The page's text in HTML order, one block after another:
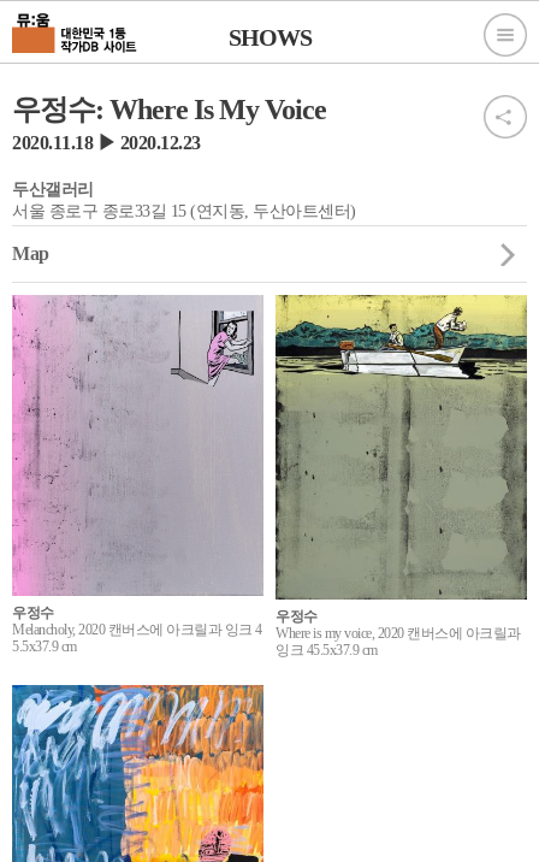
SHOWS
우정수: Where Is My Voice
2020.11.18 ▶ 2020.12.23
두산갤러리
서울 종로구 종로33길 15 (연지동, 두산아트센터)
Map
우정수
Melancholy, 2020 캔버스에 아크릴과 잉크 4
5.5x37.9 cm
우정수
Where is my voice, 2020 캔버스에 아크릴과
잉크 45.5x37.9 cm